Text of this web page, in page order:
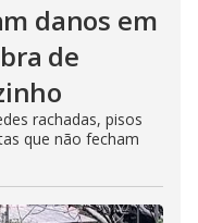
danos em
de
rachadas, pisos
que não fecham